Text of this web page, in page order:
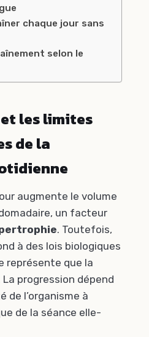
chaque jour sans
selon le
les limites
de la
augmente le volume
un facteur
. Toutefois,
à des lois biologiques
représente que la
progression dépend
de l’organisme à
de la séance elle-